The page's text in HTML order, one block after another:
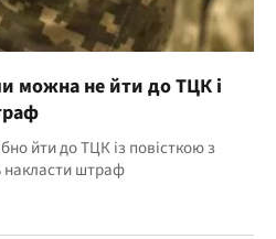
можна не йти до ТЦК і
йти до ТЦК із повісткою з
штраф